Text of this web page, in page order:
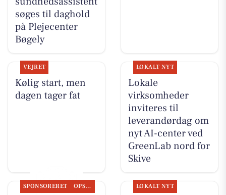
søges til daghold
på Plejecenter
Bøgely
VEJRET
Kølig start, men
dagen tager fat
LOKALT NYT
Lokale
virksomheder
inviteres til
leverandørdag om
nyt AI-center ved
GreenLab nord for
Skive
SPONSORERET OPSLAGSTAVLEN LOKALT NYT